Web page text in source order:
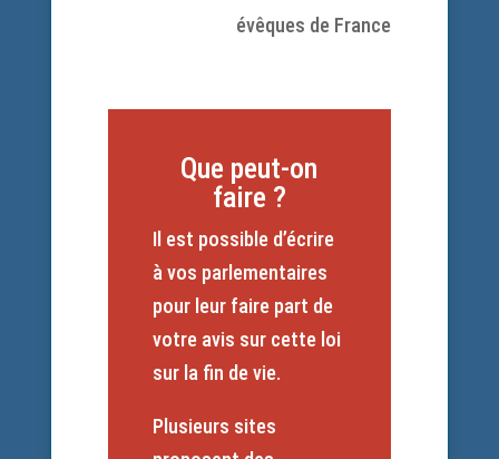
évêques de France
Que peut-on
faire ?
Il est possible d’écrire
à vos parlementaires
pour leur faire part de
votre avis sur cette loi
sur la fin de vie.
Plusieurs sites